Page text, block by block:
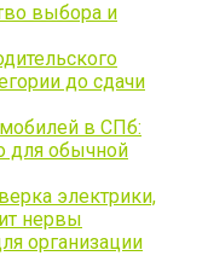
выбора и
до сдачи
в СПб:
для обычной
электрики,
нервы
организации